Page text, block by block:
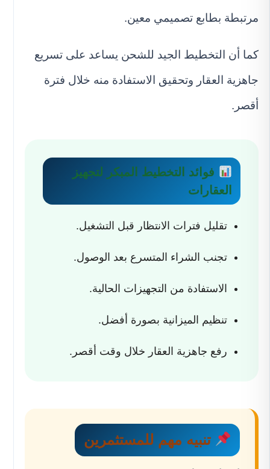
مرتبطة بطابع تصميمي معين.
كما أن التخطيط الجيد للشحن يساعد على تسريع
جاهزية العقار وتحقيق الاستفادة منه خلال فترة
أقصر.
فوائد التخطيط المبكر لتجهيز
العقارات
تقليل فترات الانتظار قبل التشغيل.
تجنب الشراء المتسرع بعد الوصول.
الاستفادة من التجهيزات الحالية.
تنظيم الميزانية بصورة أفضل.
رفع جاهزية العقار خلال وقت أقصر.
تنبيه مهم للمستثمرين